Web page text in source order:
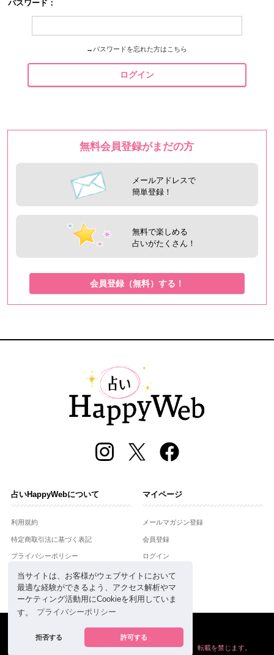
当サイトは、お客様がウェブサイトにおいて
最適な経験ができるよう、アクセス解析やマ
ーケティング活動用にCookieを利用していま
す。
プライバシーポリシー
拒否する 許可する
パスワード：
→ パスワードを忘れた方はこちら
ログイン
無料会員登録がまだの方
メールアドレスで
簡単登録！
無料で楽しめる
占いがたくさん！
会員登録（無料）する！
占いHappyWebについて
利用規約
特定商取引法に基づく表記
プライバシーポリシー
運営会社
お問合せ
マイページ
メールマガジン登録
会員登録
ログイン
powered by
掲載の情報や画像など、すべてのコンテンツの無断複写、転載を禁じます。